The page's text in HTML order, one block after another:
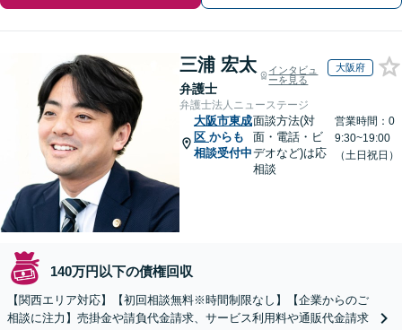
三浦 宏太
弁護士
インタビュ
ーを見る
大阪府
弁護士法人ニューステージ
大阪市東成
区 からも
相談受付中
面談方法(対
面・電話・ビ
デオなど)は応
相談
営業時間：0
9:30~19:00
（土日祝日）
140万円以下の債権回収
【関西エリア対応】【初回相談無料※時間制限なし】【企業からのご
相談に注力】売掛金や請負代金請求、サービス利用料や通販代金請求